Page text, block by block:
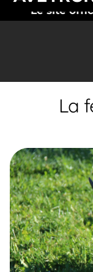
Le site
La